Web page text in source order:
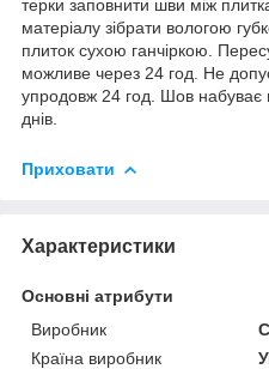
терки заповнити шви між
матеріалу зібрати вологою
плиток сухою ганчіркою.
можливе через 24 год. Не
упродовж 24 год. Шов набуває
днів.
Приховати
Характеристики
Основні атрибути
Виробник
Країна виробник